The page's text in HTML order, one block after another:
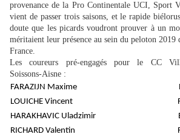
provenance de la Pro Continentale UCI, Sport
vient de passer trois saisons, et le rapide
doute que les picards voudront prouver à un
méritaient leur présence au sein du peloton 2019
France.
Les coureurs pré-engagés pour le CC
Soissons-Aisne :
FARAZIJN Maxime
LOUICHE Vincent
HARAKHAVIC Uladzimir
RICHARD Valentin